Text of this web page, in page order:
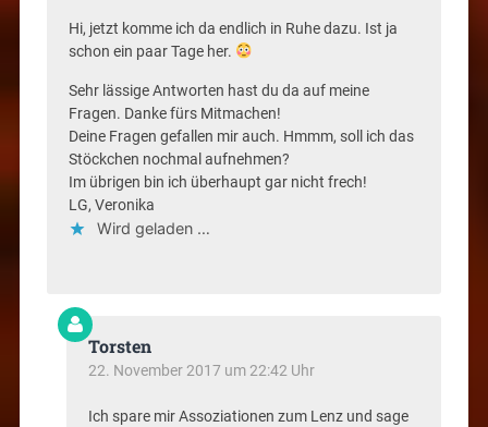
Hi, jetzt komme ich da endlich in Ruhe dazu. Ist ja
schon ein paar Tage her.
Sehr lässige Antworten hast du da auf meine
Fragen. Danke fürs Mitmachen!
Deine Fragen gefallen mir auch. Hmmm, soll ich das
Stöckchen nochmal aufnehmen?
Im übrigen bin ich überhaupt gar nicht frech!
LG, Veronika
Wird geladen …
Torsten
22. November 2017 um 22:42 Uhr
Ich spare mir Assoziationen zum Lenz und sage